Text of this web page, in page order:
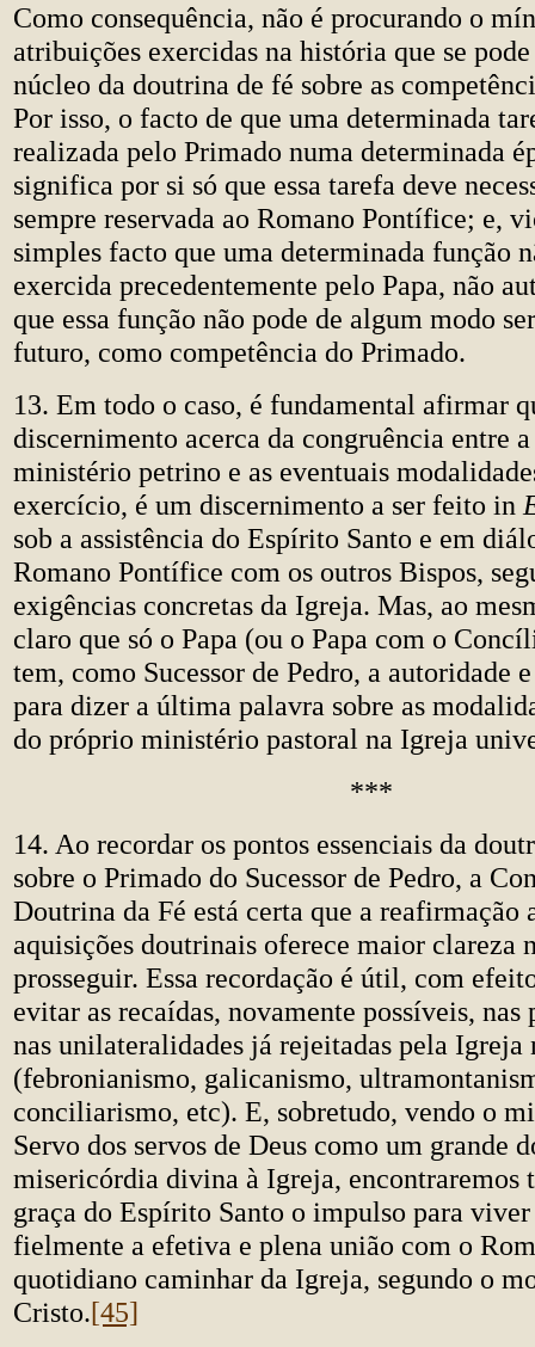
Como consequência, não é procurando o
atribuições exercidas na história que se
núcleo da doutrina de fé sobre as
Por isso, o facto de que uma determinada
realizada pelo Primado numa determinada
significa por si só que essa tarefa deve
sempre reservada ao Romano Pontífice; e,
simples facto que uma determinada função
exercida precedentemente pelo Papa, não
que essa função não pode de algum modo
futuro, como competência do Primado.
13. Em todo o caso, é fundamental afirmar
discernimento acerca da congruência entre
ministério petrino e as eventuais
exercício, é um discernimento a ser feito in
sob a assistência do Espírito Santo e em
Romano Pontífice com os outros Bispos,
exigências concretas da Igreja. Mas, ao
claro que só o Papa (ou o Papa com o
tem, como Sucessor de Pedro, a autoridade
para dizer a última palavra sobre as
do próprio ministério pastoral na Igreja
***
14. Ao recordar os pontos essenciais da
sobre o Primado do Sucessor de Pedro, a
Doutrina da Fé está certa que a reafirmação
aquisições doutrinais oferece maior clareza
prosseguir. Essa recordação é útil, com
evitar as recaídas, novamente possíveis, nas
nas unilateralidades já rejeitadas pela Igreja
(febronianismo, galicanismo,
conciliarismo, etc). E, sobretudo, vendo o
Servo dos servos de Deus como um grande
misericórdia divina à Igreja, encontraremos
graça do Espírito Santo o impulso para
fielmente a efetiva e plena união com o
quotidiano caminhar da Igreja, segundo o
Cristo.[45]